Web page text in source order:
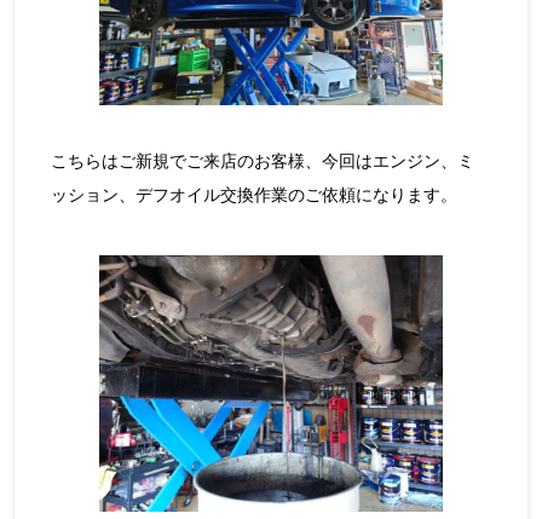
こちらはご新規でご来店のお客様、今回はエンジン、ミ
ッション、デフオイル交換作業のご依頼になります。